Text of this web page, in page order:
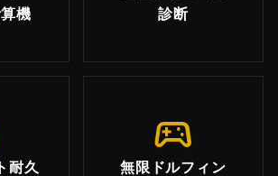
機
診断
耐久
sports_esports
無限ドルフィン